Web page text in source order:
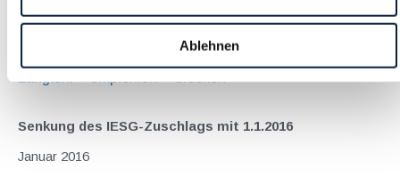
Ablehnen
werden, gemeinnützige Organisationen ins Leben zu rufen
und diese (auch) durch Spendenmittel zu...
Senkung des IESG-Zuschlags mit 1.1.2016
Januar 2016